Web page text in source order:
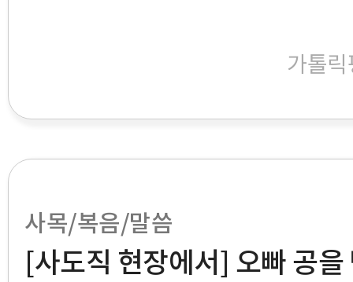
가톨
사목/복음/말씀
[사도직 현장에서] 오빠 공을